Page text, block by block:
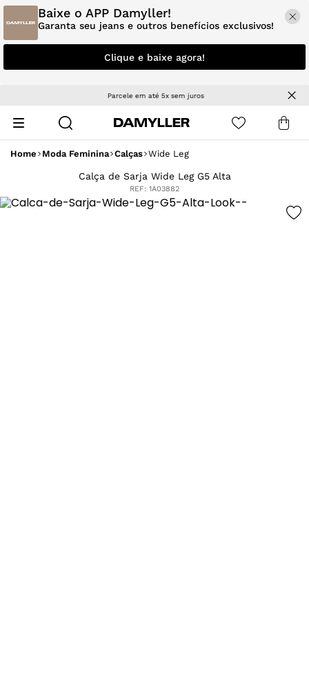
Baixe o APP Damyller!
Garanta seu jeans e outros benefícios exclusivos!
Clique e baixe agora!
Parcele em até 5x sem juros
Home Moda Feminina Calças Wide Leg
Calça de Sarja Wide Leg G5 Alta
REF: 1A03882